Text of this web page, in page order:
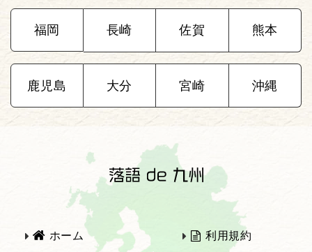
福岡 長崎 佐賀 熊本
鹿児島 大分 宮崎 沖縄
ホーム 利用規約